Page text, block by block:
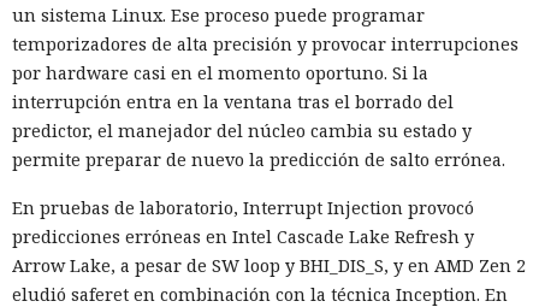
un sistema Linux. Ese proceso puede programar
temporizadores de alta precisión y provocar interrupciones
por hardware casi en el momento oportuno. Si la
interrupción entra en la ventana tras el borrado del
predictor, el manejador del núcleo cambia su estado y
permite preparar de nuevo la predicción de salto errónea.
En pruebas de laboratorio, Interrupt Injection provocó
predicciones erróneas en Intel Cascade Lake Refresh y
Arrow Lake, a pesar de SW loop y BHI_DIS_S, y en AMD Zen 2
eludió saferet en combinación con la técnica Inception. En